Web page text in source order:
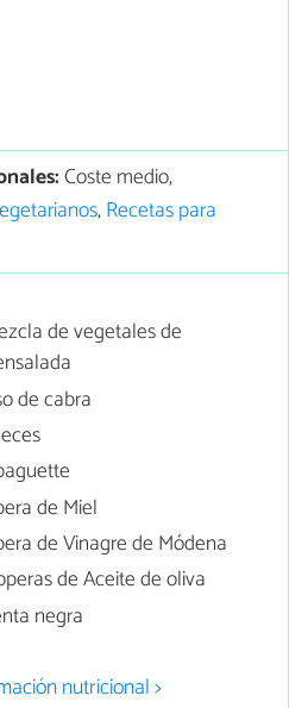
Coste medio,
,Recetas para
de vegetales de
de cabra
de Miel
de Vinagre de Módena
de Aceite de oliva
negra
nutricional >